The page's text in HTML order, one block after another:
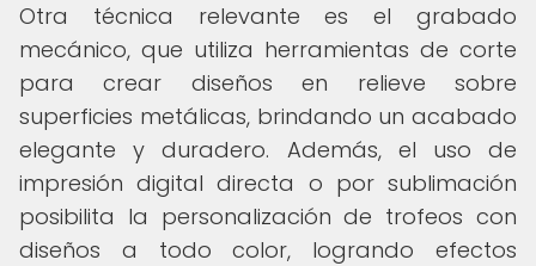
Otra técnica relevante es el grabado
mecánico, que utiliza herramientas de corte
para crear diseños en relieve sobre
superficies metálicas, brindando un acabado
elegante y duradero. Además, el uso de
impresión digital directa o por sublimación
posibilita la personalización de trofeos con
diseños a todo color, logrando efectos